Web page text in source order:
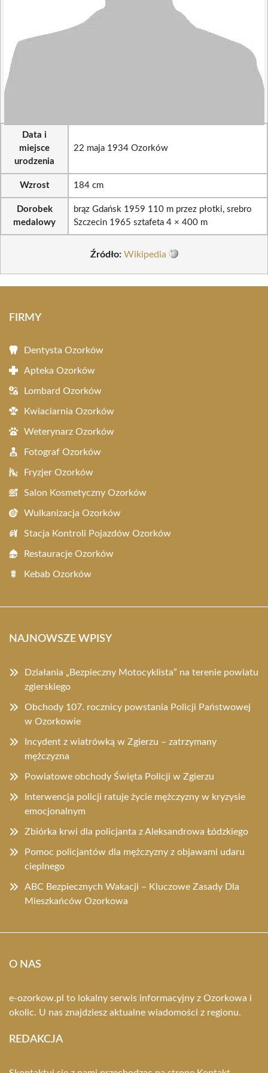
Data i
miejsce
urodzenia
22 maja 1934 Ozorków
Wzrost 184 cm
Dorobek
medalowy
brąz Gdańsk 1959 110 m przez płotki, srebro
Szczecin 1965 sztafeta 4 × 400 m
Źródło: Wikipedia
FIRMY
Dentysta Ozorków
Apteka Ozorków
Lombard Ozorków
Kwiaciarnia Ozorków
Weterynarz Ozorków
Fotograf Ozorków
Fryzjer Ozorków
Salon Kosmetyczny Ozorków
Wulkanizacja Ozorków
Stacja Kontroli Pojazdów Ozorków
Restauracje Ozorków
Kebab Ozorków
NAJNOWSZE WPISY
Działania „Bezpieczny Motocyklista” na terenie powiatu
zgierskiego
Obchody 107. rocznicy powstania Policji Państwowej
w Ozorkowie
Incydent z wiatrówką w Zgierzu – zatrzymany
mężczyzna
Powiatowe obchody Święta Policji w Zgierzu
Interwencja policji ratuje życie mężczyzny w kryzysie
emocjonalnym
Zbiórka krwi dla policjanta z Aleksandrowa Łódzkiego
Pomoc policjantów dla mężczyzny z objawami udaru
cieplnego
ABC Bezpiecznych Wakacji – Kluczowe Zasady Dla
Mieszkańców Ozorkowa
O NAS
e-ozorkow.pl to lokalny serwis informacyjny z Ozorkowa i
okolic. U nas znajdziesz aktualne wiadomości z regionu.
REDAKCJA